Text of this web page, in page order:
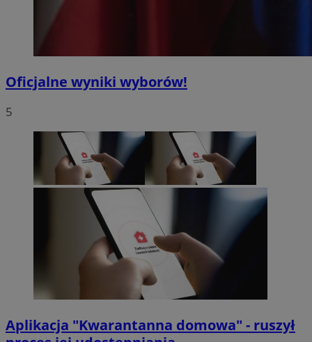
Oficjalne wyniki wyborów!
5
Aplikacja "Kwarantanna domowa" - ruszył